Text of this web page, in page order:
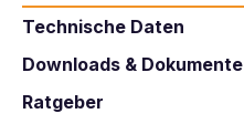
Technische Daten
Downloads & Dokumente
Ratgeber